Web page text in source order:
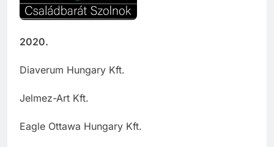
2020.
Diaverum Hungary Kft.
Jelmez-Art Kft.
Eagle Ottawa Hungary Kft.